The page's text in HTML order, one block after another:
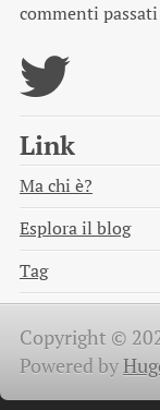
commenti
Link
Ma chi è?
Esplora il blog
Tag
Copyright ©
Powered by